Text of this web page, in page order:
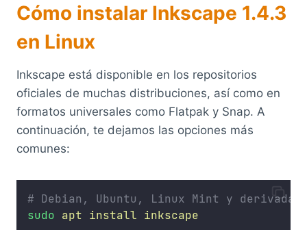
Cómo instalar Inkscape 1.4.3
en Linux
Inkscape está disponible en los repositorios
oficiales de muchas distribuciones, así como en
formatos universales como Flatpak y Snap. A
continuación, te dejamos las opciones más
comunes:
# Debian, Ubuntu, Linux Mint y
sudo apt install inkscape